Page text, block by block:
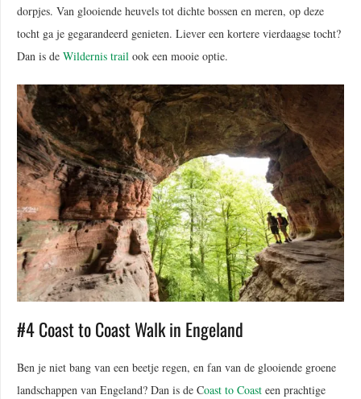
dorpjes. Van glooiende heuvels tot dichte bossen en meren, op deze
tocht ga je gegarandeerd genieten. Liever een kortere vierdaagse tocht?
Dan is de Wildernis trail ook een mooie optie.
#4 Coast to Coast Walk in Engeland
Ben je niet bang van een beetje regen, en fan van de glooiende groene
landschappen van Engeland? Dan is de Coast to Coast een prachtige